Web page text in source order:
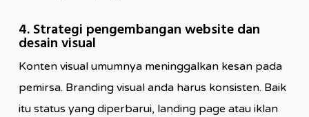
4. Strategi pengembangan website dan
desain visual
Konten visual umumnya meninggalkan kesan pada
pemirsa. Branding visual anda harus konsisten. Baik
itu status yang diperbarui, landing page atau iklan